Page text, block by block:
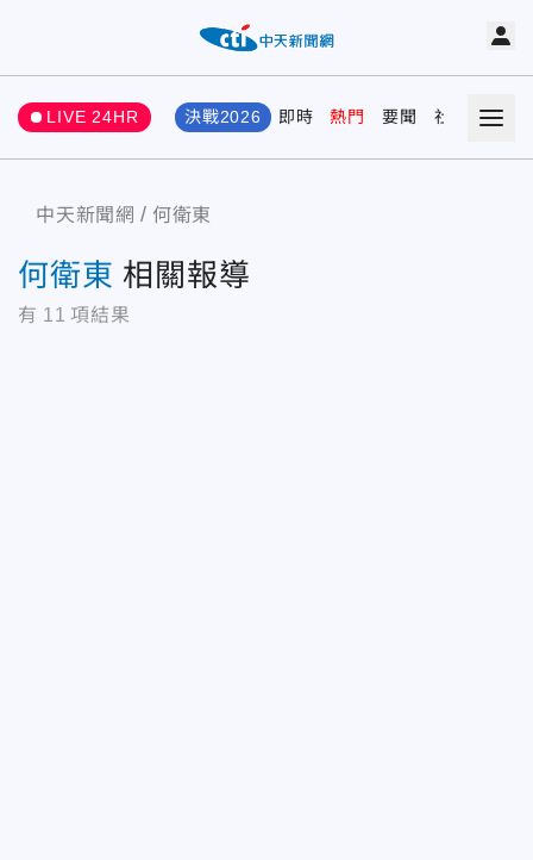
LIVE 24HR 決戰2026 即時 熱門 要聞 社會 娛樂
中天新聞網 何衛東
何衛東 相關報導
有 11 項結果